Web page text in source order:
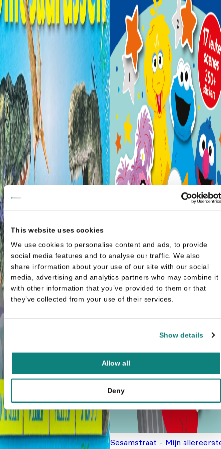
This website uses cookies
We use cookies to personalise content and ads, to provide
social media features and to analyse our traffic. We also
share information about your use of our site with our social
media, advertising and analytics partners who may combine it
with other information that you’ve provided to them or that
they’ve collected from your use of their services.
Show details
Allow all
Deny
Sesamstraat - Mijn